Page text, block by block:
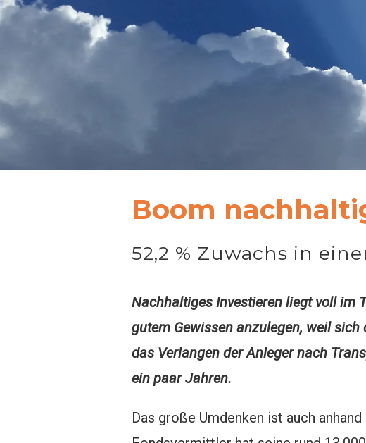
Boom
52,2 % Zuwachs in
Nachhaltiges Investieren liegt voll im
gutem Gewissen anzulegen, weil
das Verlangen der Anleger nach
ein paar Jahren.
Das große Umdenken ist auch